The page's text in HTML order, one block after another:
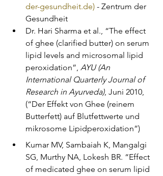
der-gesundheit.de) - Zentrum der
Gesundheit
Dr. Hari Sharma et al., “The effect
of ghee (clarified butter) on serum
lipid levels and microsomal lipid
peroxidation”, AYU (An
International Quarterly Journal of
Research in Ayurveda), Juni 2010,
(“Der Effekt von Ghee (reinem
Butterfett) auf Blutfettwerte und
mikrosome Lipidperoxidation”)
Kumar MV, Sambaiah K, Mangalgi
SG, Murthy NA, Lokesh BR. “Effect
of medicated ghee on serum lipid